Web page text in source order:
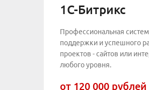
1С-Битрикс
Профессиональная
поддержки и успешного
проектов - сайтов или
любого уровня.
от 120 000 рублей